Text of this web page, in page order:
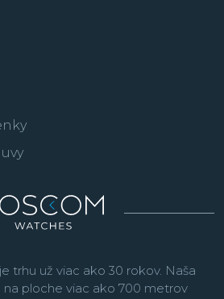
trhu už viac ako 30 rokov. Naša
na ploche viac ako 700 metrov